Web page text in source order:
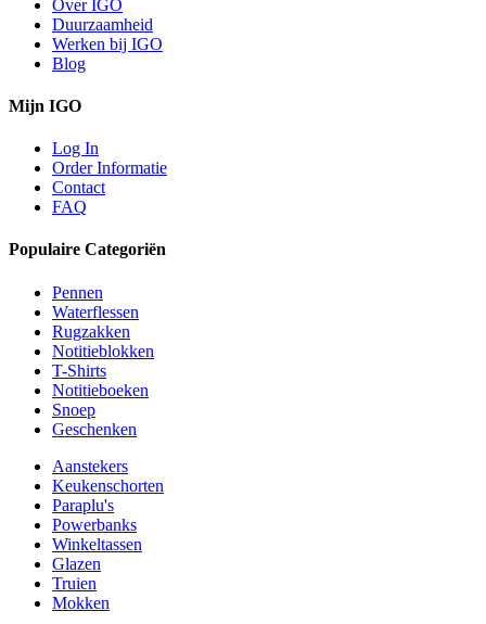
Over IGO
Duurzaamheid
Werken bij IGO
Blog
Mijn IGO
Log In
Order Informatie
Contact
FAQ
Populaire Categoriën
Pennen
Waterflessen
Rugzakken
Notitieblokken
T-Shirts
Notitieboeken
Snoep
Geschenken
Aanstekers
Keukenschorten
Paraplu's
Powerbanks
Winkeltassen
Glazen
Truien
Mokken